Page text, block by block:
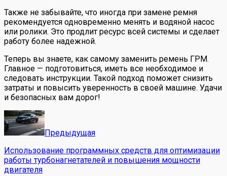
Также не забывайте, что иногда при замене ремня
рекомендуется одновременно менять и водяной насос
или ролики. Это продлит ресурс всей системы и сделает
работу более надежной.
Теперь вы знаете, как самому заменить ремень ГРМ.
Главное — подготовиться, иметь все необходимое и
следовать инструкции. Такой подход поможет снизить
затраты и повысить уверенность в своей машине. Удачи
и безопасных вам дорог!
Предыдущая
Использование программных средств для оптимизации
работы турбонагнетателей и повышения мощности
двигателя